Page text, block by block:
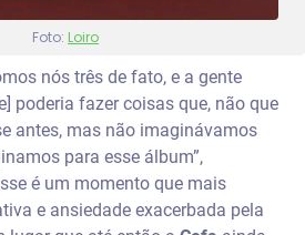
Foto: Loiro
nós três de fato, e a gente
poderia fazer coisas que, não que
antes, mas não imaginávamos
para esse álbum”,
é um momento que mais
e ansiedade exacerbada pela